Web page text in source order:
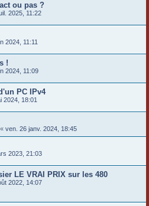
ou pas ?
2025, 11:22
2024, 11:11
!
2024, 11:09
PC IPv4
2024, 18:01
ven. 26 janv. 2024, 18:45
2023, 21:03
LE VRAI PRIX sur les 480
2022, 14:07